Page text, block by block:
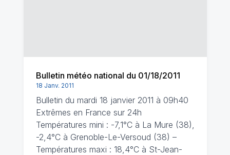
Bulletin météo national du 01/18/2011
18 Janv. 2011
Bulletin du mardi 18 janvier 2011 à 09h40
Extrêmes en France sur 24h
Températures mini : -7,1°C à La Mure (38),
-2,4°C à Grenoble-Le-Versoud (38) –
Températures maxi : 18,4°C à St-Jean-